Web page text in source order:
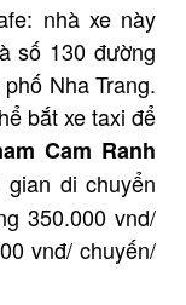
nhà xe này
số 130 đường
Nha Trang.
bắt xe taxi để
Cam Ranh
gian di chuyển
350.000 vnd/
vnđ/ chuyến/